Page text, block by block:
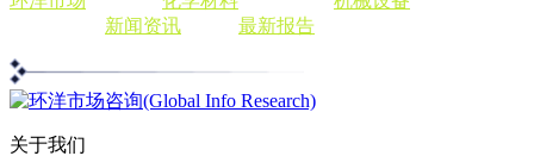
新闻资讯 最新报告
关于我们